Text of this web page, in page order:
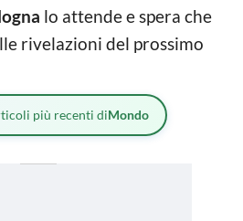
lo attende e spera che
rivelazioni del prossimo
più recenti diMondo